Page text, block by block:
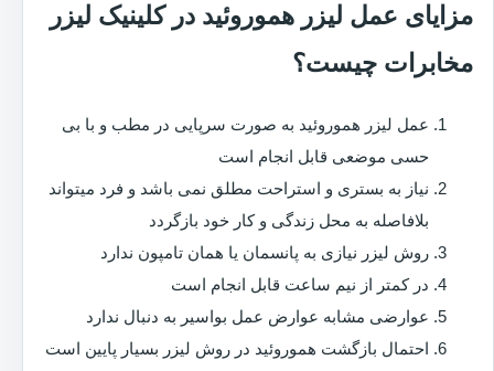
مزایای عمل لیزر هموروئید در کلینیک لیزر
مخابرات چیست؟
عمل لیزر هموروئید به صورت سرپایی در مطب و با بی
حسی موضعی قابل انجام است
نیاز به بستری و استراحت مطلق نمی باشد و فرد میتواند
بلافاصله به محل زندگی و کار خود بازگردد
روش لیزر نیازی به پانسمان یا همان تامپون ندارد
در کمتر از نیم ساعت قابل انجام است
عوارضی مشابه عوارض عمل بواسیر به دنبال ندارد
احتمال بازگشت هموروئید در روش لیزر بسیار پایین است